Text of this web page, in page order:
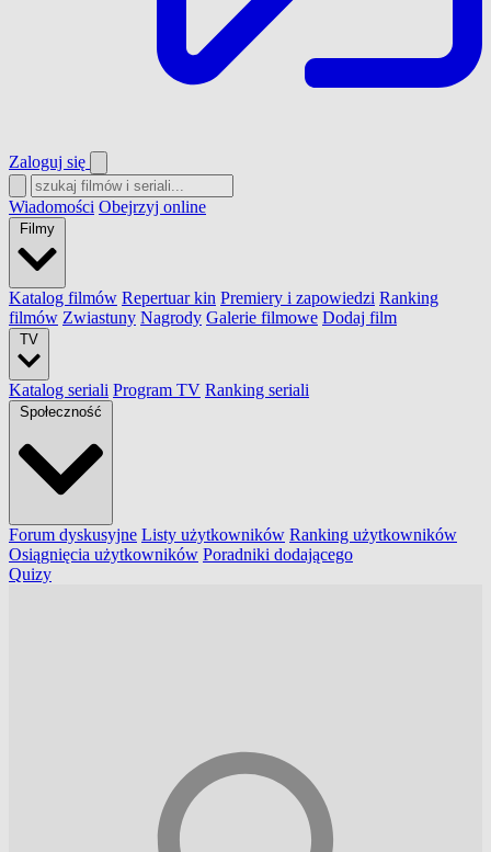
Zaloguj się
Wiadomości Obejrzyj online
Filmy
Katalog filmów Repertuar kin Premiery i zapowiedzi Ranking
filmów Zwiastuny Nagrody Galerie filmowe Dodaj film
TV
Katalog seriali Program TV Ranking seriali
Społeczność
Forum dyskusyjne Listy użytkowników Ranking użytkowników
Osiągnięcia użytkowników Poradniki dodającego
Quizy